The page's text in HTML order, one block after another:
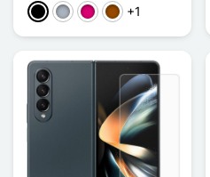
PretoCinzentoMagenta
Castanho
+1